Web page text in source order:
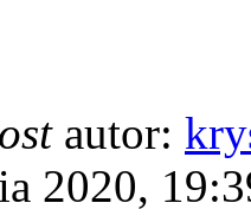
autor:
2020,